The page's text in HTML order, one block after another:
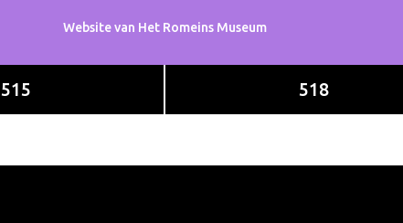
Website van Het Romeins Museum
515 518